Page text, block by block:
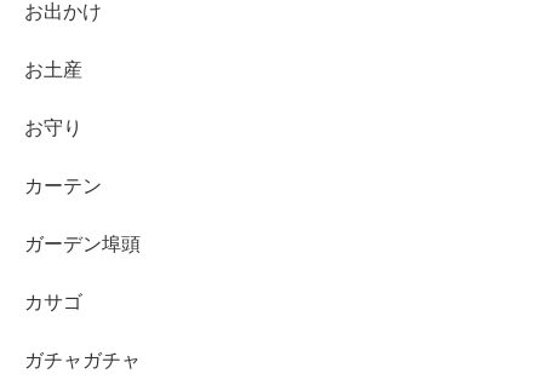
お出かけ
お土産
お守り
カーテン
ガーデン埠頭
カサゴ
ガチャガチャ